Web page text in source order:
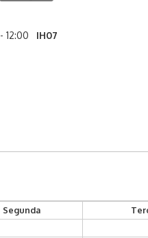
12:00
IH07
Segunda